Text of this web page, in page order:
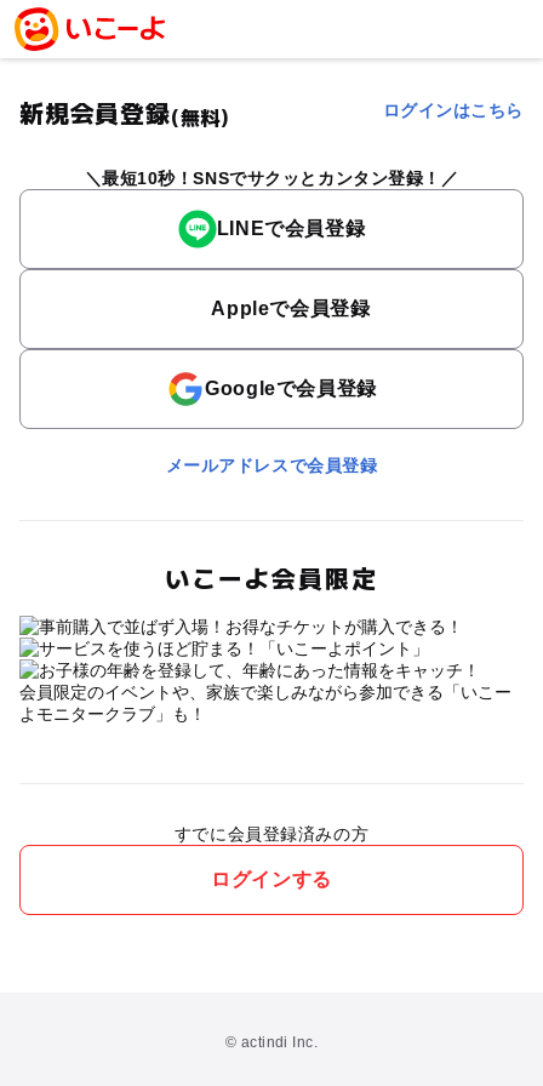
新規会員登録(無料) ログインはこちら
最短10秒！SNSでサクッとカンタン登録！
LINEで会員登録
Appleで会員登録
Googleで会員登録
メールアドレスで会員登録
いこーよ会員限定
会員限定のイベントや、家族で楽しみながら参加できる「いこー
よモニタークラブ」も！
すでに会員登録済みの方
ログインする
© actindi Inc.